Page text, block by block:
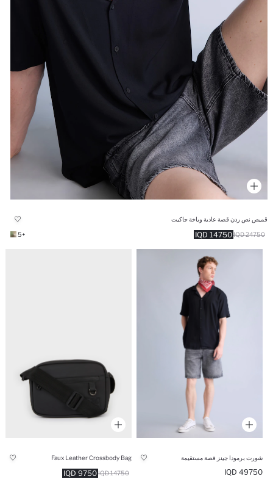
قميص نص ردن قصة عادية وياخة جاكيت
14750 IQD 24750 IQD
+5
شورت برمودا جينز قصة مستقيمة
49750 IQD
Faux Leather Crossbody Bag
9750 IQD 14750 IQD